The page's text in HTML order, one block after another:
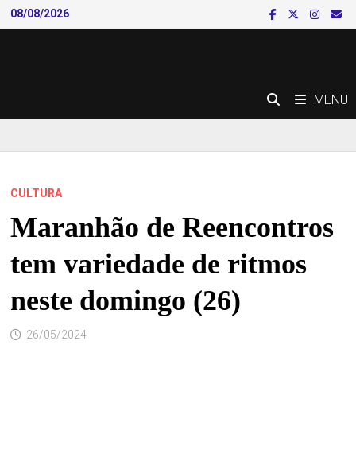
Skip
to
08/08/2026
MENU
CULTURA
Maranhão de Reencontros
tem variedade de ritmos
neste domingo (26)
26/05/2024